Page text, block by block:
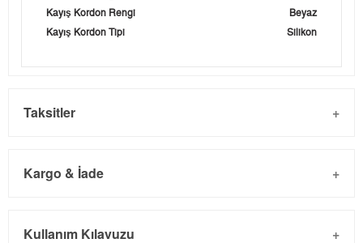
Kayış Kordon Rengi
Beyaz
Kayış Kordon Tipi
Silikon
Taksitler
Kargo & İade
Kullanım Kılavuzu